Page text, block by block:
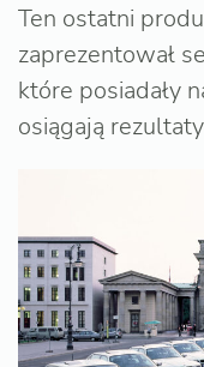
Ten ostatni
zaprezentował
które posiadały
osiągają